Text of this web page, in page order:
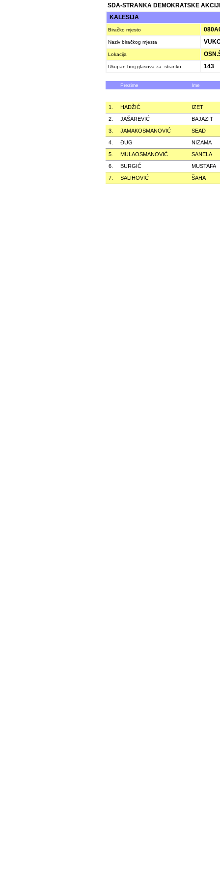
SDA-STRANKA DEMOKRATSKE
KALESIJA
Biračko mjesto
Naziv biračkog mjesta
Lokacija
Ukupan broj glasova za stranku 143
Prezime Ime
1. HADŽIĆ
IZET
2.
JAŠAREVIĆ
BAJAZIT
3.
JAMAKOSMANOVIĆ
SEAD
4.
ÐUG
NIZAMA
5.
MULAOSMANOVIĆ
SANELA
6.
BURGIĆ
MUSTAFA
7.
SALIHOVIĆ ŠAHA